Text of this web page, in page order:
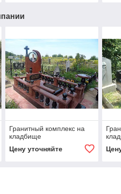
Гранитный комплекс на
кладбище
Цену уточняйте